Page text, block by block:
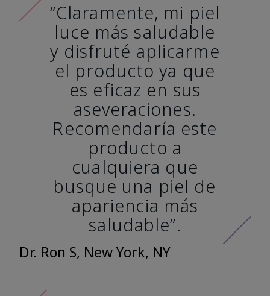
“Claramente, mi piel
luce más saludable
y disfruté aplicarme
el producto ya que
es eficaz en sus
aseveraciones.
Recomendaría este
producto a
cualquiera que
busque una piel de
apariencia más
saludable”.
Dr. Ron S, New York, NY